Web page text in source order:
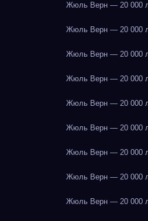
Жюль Верн — 20 000
Жюль Верн — 20 000
Жюль Верн — 20 000
Жюль Верн — 20 000
Жюль Верн — 20 000
Жюль Верн — 20 000
Жюль Верн — 20 000
Жюль Верн — 20 000
Жюль Верн — 20 000